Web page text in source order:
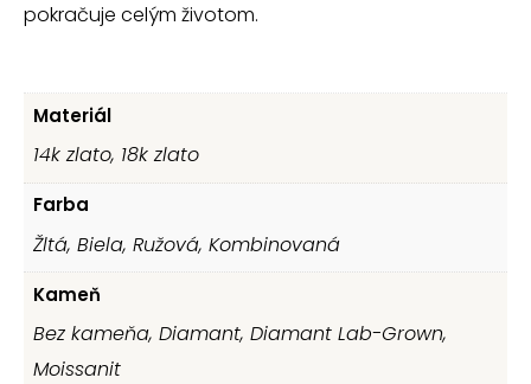
pokračuje celým životom.
Materiál
14k zlato, 18k zlato
Farba
Žltá, Biela, Ružová, Kombinovaná
Kameň
Bez kameňa, Diamant, Diamant Lab-Grown,
Moissanit